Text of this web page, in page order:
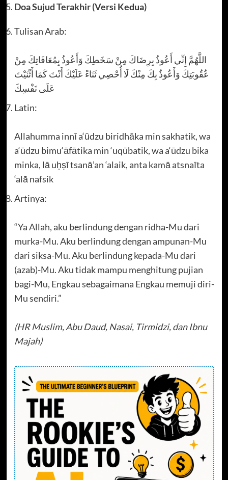
Doa Sujud Terakhir (Versi Kedua)
Tulisan Arab:
اللَّهُمَّ إِنِّي أَعُوذُ بِرِضَاكَ مِنْ سَخَطِكَ وَأَعُوذُ بِمُعَافَاتِكَ مِنْ
عُقُوبَتِكَ وَأَعُوذُ بِكَ مِنْكَ لَا أُحْصِي ثَنَاءً عَلَيْكَ أَنْتَ كَمَا أَثْنَيْتَ
عَلَى نَفْسِكَ
Latin:
Allahumma innī a‘ūdzu biridhāka min sakhatik, wa
a‘ūdzu bimu‘āfātika min ‘uqūbatik, wa a‘ūdzu bika
minka, lā uḥṣī tsanā’an ‘alaik, anta kamā atsnaīta
‘alā nafsik
Artinya:
“Ya Allah, aku berlindung dengan ridha-Mu dari
murka-Mu. Aku berlindung dengan ampunan-Mu
dari siksa-Mu. Aku berlindung kepada-Mu dari
(azab)-Mu. Aku tidak mampu menghitung pujian
bagi-Mu, Engkau sebagaimana Engkau memuji diri-
Mu sendiri.”
(HR Muslim, Abu Daud, Nasai, Tirmidzi, dan Ibnu
Majah)